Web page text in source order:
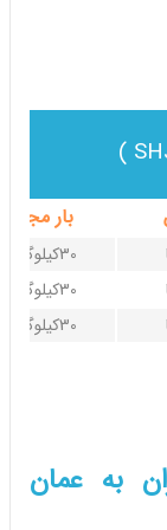
بار مجاز
30کیلوگرم
30کیلوگرم
30کیلوگرم
به عمان